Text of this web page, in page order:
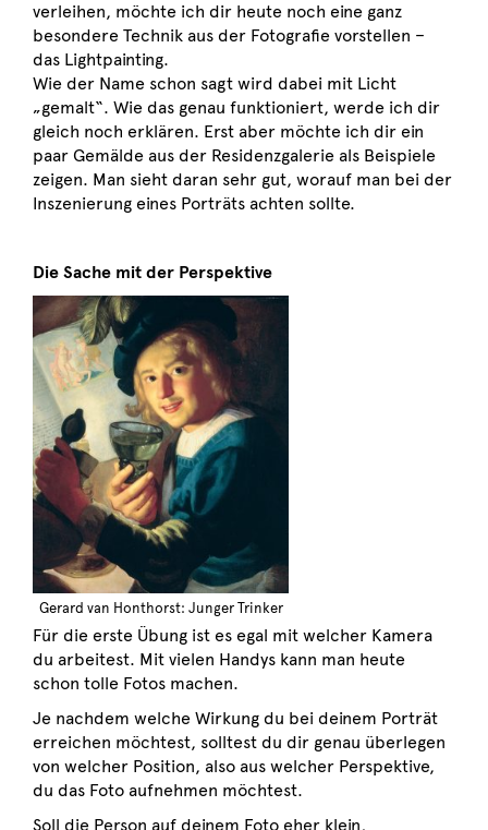
verleihen, möchte ich dir heute noch eine ganz
besondere Technik aus der Fotografie vorstellen –
das Lightpainting.
Wie der Name schon sagt wird dabei mit Licht
„gemalt“. Wie das genau funktioniert, werde ich dir
gleich noch erklären. Erst aber möchte ich dir ein
paar Gemälde aus der Residenzgalerie als Beispiele
zeigen. Man sieht daran sehr gut, worauf man bei der
Inszenierung eines Porträts achten sollte.
Die Sache mit der Perspektive
Gerard van Honthorst: Junger Trinker
Für die erste Übung ist es egal mit welcher Kamera
du arbeitest. Mit vielen Handys kann man heute
schon tolle Fotos machen.
Je nachdem welche Wirkung du bei deinem Porträt
erreichen möchtest, solltest du dir genau überlegen
von welcher Position, also aus welcher Perspektive,
du das Foto aufnehmen möchtest.
Soll die Person auf deinem Foto eher klein,